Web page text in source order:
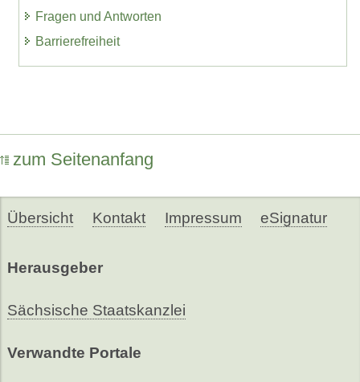
Fragen und Antworten
Barrierefreiheit
zum Seitenanfang
Übersicht Kontakt Impressum eSignatur
Herausgeber
Sächsische Staatskanzlei
Verwandte Portale